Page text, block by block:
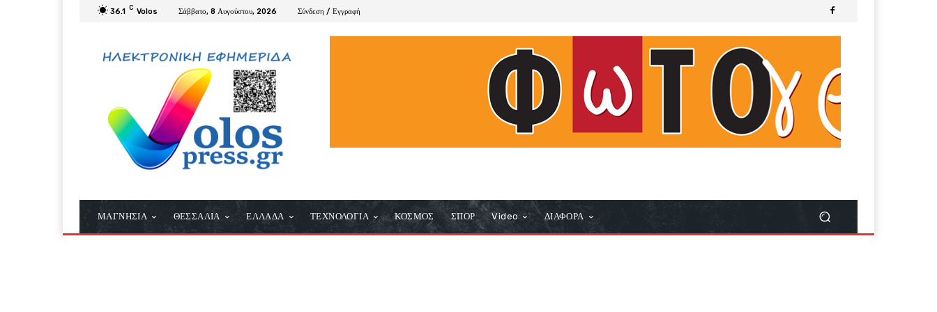
36.1 C Volos Σάββατο, 8 Αυγούστου, 2026 Σύνδεση / Εγγραφή
ΜΑΓΝΗΣΙΑ ΘΕΣΣΑΛΙΑ ΕΛΛΑΔΑ ΤΕΧΝΟΛΟΓΙΑ ΚΟΣΜΟΣ ΣΠΟΡ Video ΔΙΑΦΟΡΑ